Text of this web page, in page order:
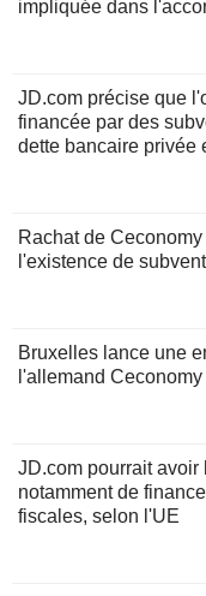
impliquée dans
JD.com précise que
financée par des
dette bancaire privée
Rachat de
l'existence de
Bruxelles lance une
l'allemand
JD.com pourrait
notamment de
fiscales, selon l'UE